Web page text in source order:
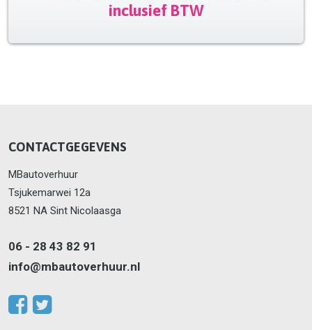
inclusief BTW
CONTACTGEGEVENS
MBautoverhuur
Tsjukemarwei 12a
8521 NA Sint Nicolaasga
06 - 28 43 82 91
info@mbautoverhuur.nl